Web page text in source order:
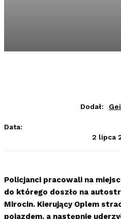
Dodał:
Data:
2 lipca
Policjanci pracowali na
do którego doszło na
Mirocin. Kierujący Oplem
pojazdem, a następnie